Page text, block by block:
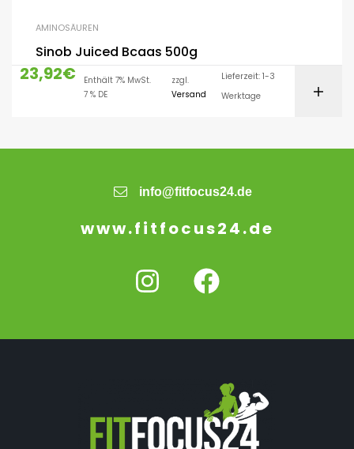
AMINOSÄUREN
Sinob Juiced Bcaas 500g
23,92€
Enthält 7% MwSt.
7 % DE
zzgl.
Versand
Lieferzeit: 1-3
Werktage
info@fitfocus24.de
www.fitfocus24.de